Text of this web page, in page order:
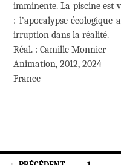
imminente. La piscine est
: l’apocalypse
irruption dans la réalité.
Réal. : Camille Monnier
Animation, 2012, 2024
France